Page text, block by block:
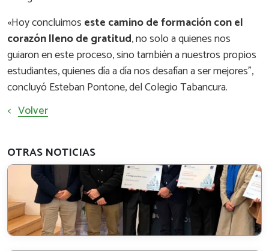
«Hoy concluimos este camino de formación con el
corazón lleno de gratitud, no solo a quienes nos
guiaron en este proceso, sino también a nuestros propios
estudiantes, quienes día a día nos desafían a ser mejores”,
concluyó Esteban Pontone, del Colegio Tabancura.
< Volver
OTRAS NOTICIAS